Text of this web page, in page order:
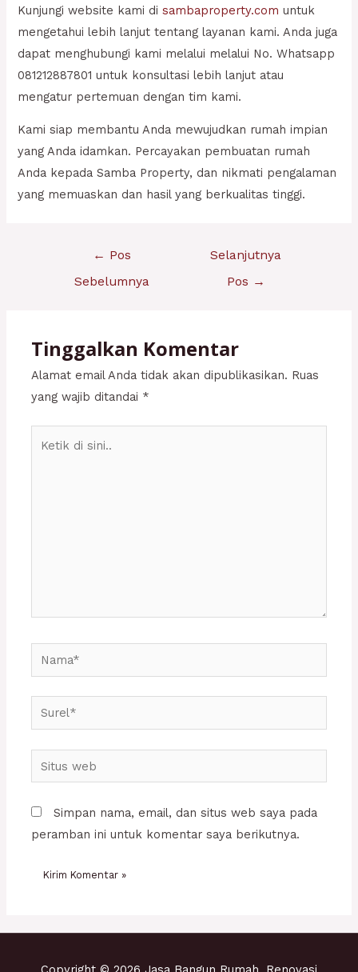
Kunjungi website kami disambaproperty.com untuk
mengetahui lebih lanjut tentang layanan kami. Anda juga
dapat menghubungi kami melalui melalui No. Whatsapp
081212887801 untuk konsultasi lebih lanjut atau
mengatur pertemuan dengan tim kami.
Kami siap membantu Anda mewujudkan rumah impian
yang Anda idamkan. Percayakan pembuatan rumah
Anda kepada Samba Property, dan nikmati pengalaman
yang memuaskan dan hasil yang berkualitas tinggi.
← Pos
Sebelumnya
Selanjutnya
Pos →
Tinggalkan Komentar
Alamat email Anda tidak akan dipublikasikan. Ruas
yang wajib ditandai *
Nama*
Surel*
Situs
web
Simpan nama, email, dan situs web saya pada
peramban ini untuk komentar saya berikutnya.